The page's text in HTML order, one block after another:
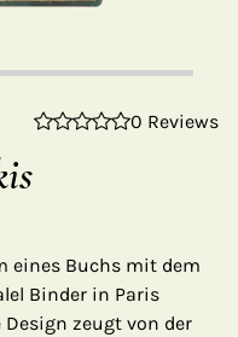
0 Reviews
eines Buchs mit dem
Binder in Paris
zeugt von der